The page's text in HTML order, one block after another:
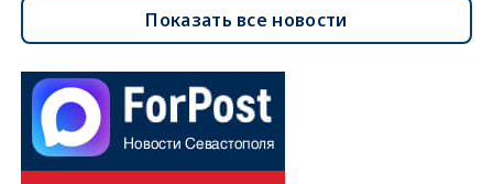
Показать все новости